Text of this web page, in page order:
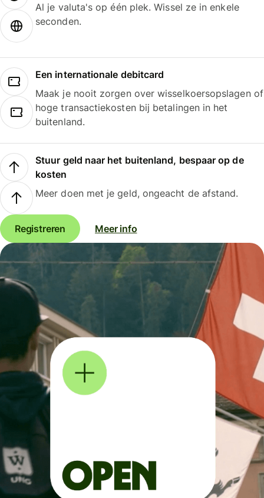
Al je valuta's op één plek. Wissel ze in enkele
seconden.
Een internationale debitcard
Maak je nooit zorgen over wisselkoersopslagen of
hoge transactiekosten bij betalingen in het
buitenland.
Stuur geld naar het buitenland, bespaar op de
kosten
Meer doen met je geld, ongeacht de afstand.
Registreren Meer info